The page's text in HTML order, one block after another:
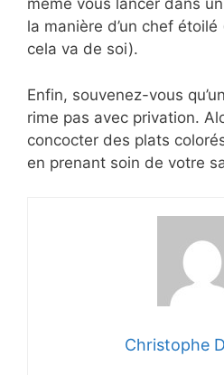
même vous lancer dans un
la manière d’un chef
cela va de soi).
Enfin, souvenez-vous
rime pas avec privation.
concocter des plats
en prenant soin de votre
Christophe